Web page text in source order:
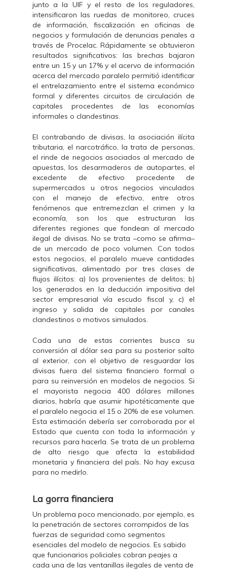
junto a la UIF y el resto de los reguladores,
intensificaron las ruedas de monitoreo, cruces
de información, fiscalización en oficinas de
negocios y formulación de denuncias penales a
través de Procelac. Rápidamente se obtuvieron
resultados significativos: las brechas bajaron
entre un 15 y un 17% y el acervo de información
acerca del mercado paralelo permitió identificar
el entrelazamiento entre el sistema económico
formal y diferentes circuitos de circulación de
capitales procedentes de las economías
informales o clandestinas.
El contrabando de divisas, la asociación ilícita
tributaria, el narcotráfico, la trata de personas,
el rinde de negocios asociados al mercado de
apuestas, los desarmaderos de autopartes, el
excedente de efectivo procedente de
supermercados u otros negocios vinculados
con el manejo de efectivo, entre otros
fenómenos que entremezclan el crimen y la
economía, son los que estructuran las
diferentes regiones que fondean al mercado
ilegal de divisas. No se trata –como se afirma–
de un mercado de poco volumen. Con todos
estos negocios, el paralelo mueve cantidades
significativas, alimentado por tres clases de
flujos ilícitos: a) los provenientes de delitos; b)
los generados en la deducción impositiva del
sector empresarial vía escudo fiscal y, c) el
ingreso y salida de capitales por canales
clandestinos o motivos simulados.
Cada una de estas corrientes busca su
conversión al dólar sea para su posterior salto
al exterior, con el objetivo de resguardar las
divisas fuera del sistema financiero formal o
para su reinversión en modelos de negocios. Si
el mayorista negocia 400 dólares millones
diarios, habría que asumir hipotéticamente que
el paralelo negocia el 15 o 20% de ese volumen.
Esta estimación debería ser corroborada por el
Estado que cuenta con toda la información y
recursos para hacerla. Se trata de un problema
de alto riesgo que afecta la estabilidad
monetaria y financiera del país. No hay excusa
para no medirlo.
La gorra financiera
Un problema poco mencionado, por ejemplo, es
la penetración de sectores corrompidos de las
fuerzas de seguridad como segmentos
esenciales del modelo de negocios. Es sabido
que funcionarios policiales cobran peajes a
cada una de las ventanillas ilegales de venta de